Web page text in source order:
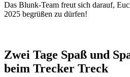
Das Blunk-Team freut sich darauf,
2025 begrüßen zu dürfen!
Zwei Tage Spaß und
beim Trecker Treck